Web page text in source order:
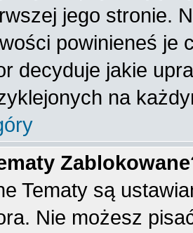
jego stronie.
powinieneś je
decyduje jakie
na
Tematy są
Nie możesz